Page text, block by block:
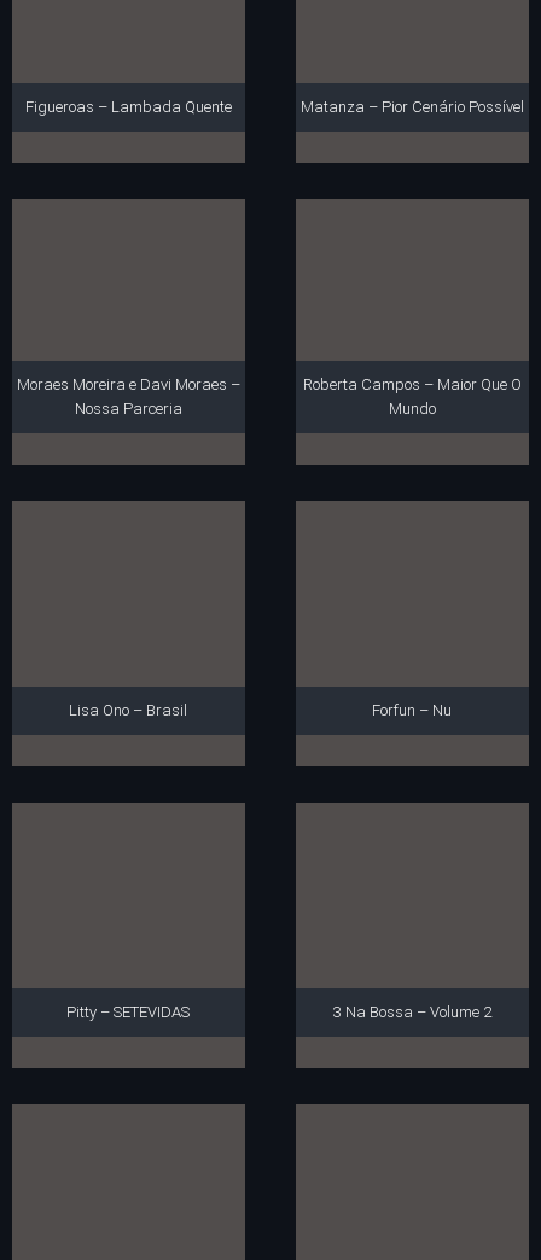
Figueroas – Lambada Quente Matanza – Pior Cenário Possível
Moraes Moreira e Davi Moraes –
Nossa Parceria
Roberta Campos – Maior Que O
Mundo
Lisa Ono – Brasil Forfun – Nu
Pitty – SETEVIDAS 3 Na Bossa – Volume 2